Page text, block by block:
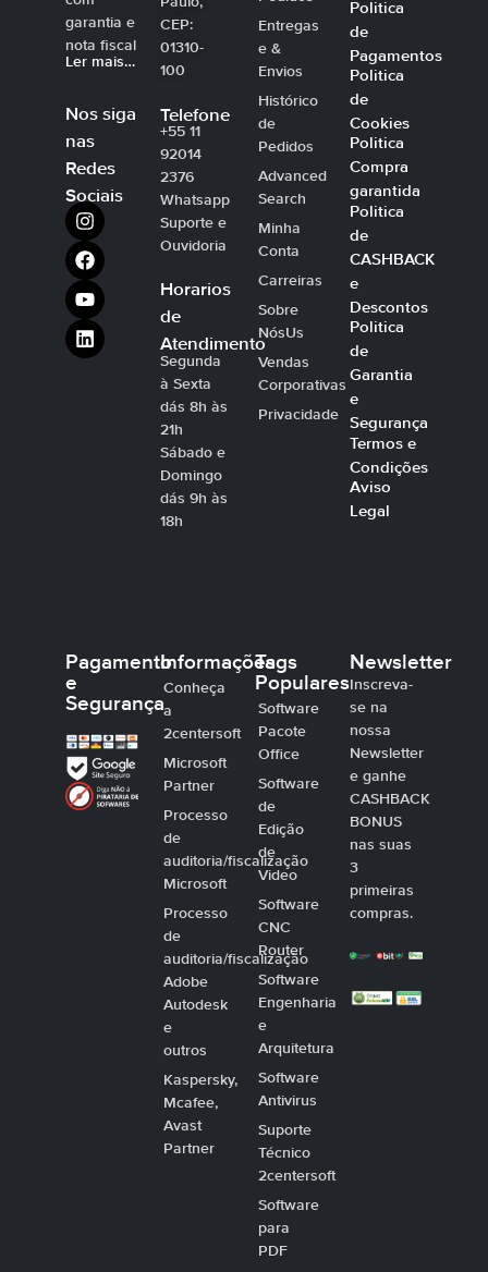
garantia e
nota fiscal
Ler mais…
Nos siga
nas
Redes
Sociais
CEP:
01310-
100
Telefone
+55 11
92014
2376
Whatsapp
Suporte e
Ouvidoria
Horarios
de
Atendimento
Segunda
à Sexta
dás 8h às
21h
Sábado e
Domingo
dás 9h às
18h
Entregas
e &
Envios
Histórico
de
Pedidos
Advanced
Search
Minha
Conta
Carreiras
Sobre
NósUs
Vendas
Corporativas
Privacidade
Politica
de
Pagamentos
Politica
de
Cookies
Politica
Compra
garantida
Politica
de
CASHBACK
e
Descontos
Politica
de
Garantia
e
Segurança
Termos e
Condições
Aviso
Legal
Pagamento
e
Segurança
Informações
Conheça
a
2centersoft
Microsoft
Partner
Processo
de
auditoria/fiscalização
Microsoft
Processo
de
auditoria/fiscalização
Adobe
Autodesk
e
outros
Kaspersky,
Mcafee,
Avast
Partner
Tags
Populares
Software
Pacote
Office
Software
de
Edição
de
Video
Software
CNC
Router
Software
Engenharia
e
Arquitetura
Software
Antivirus
Suporte
Técnico
2centersoft
Software
para
PDF
Newsletter
Inscreva-
se na
nossa
Newsletter
e ganhe
CASHBACK
BONUS
nas suas
3
primeiras
compras.